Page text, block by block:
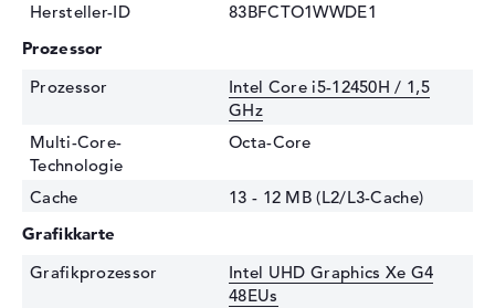
Hersteller-ID
83BFCTO1WWDE1
Prozessor
Prozessor
Intel Core i5-12450H / 1,5
GHz
Multi-Core-
Technologie
Octa-Core
Cache
13 - 12 MB (L2/L3-Cache)
Grafikkarte
Grafikprozessor
Intel UHD Graphics Xe G4
48EUs